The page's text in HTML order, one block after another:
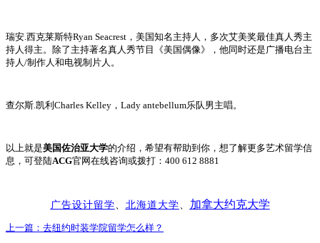
瑞安.西克莱斯特Ryan Seacrest，美国知名主持人，多次艾美奖最佳真人秀主
持人得主。除了主持著名真人秀节目《美国偶像》，他同时还是广播电台主
持人/制作人和电视制片人。
查尔斯.凯利Charles Kelley，Lady antebellum乐队男主唱。
以上就是美国佐治亚大学的介绍，希望有帮助到你，想了解更多艺术留学信
息，可登陆ACG官网在线咨询或拨打：400 612 8881
广告设计留学 北海道大学 加拿大约克大学
上一篇： 去纽约时装学院留学怎么样？